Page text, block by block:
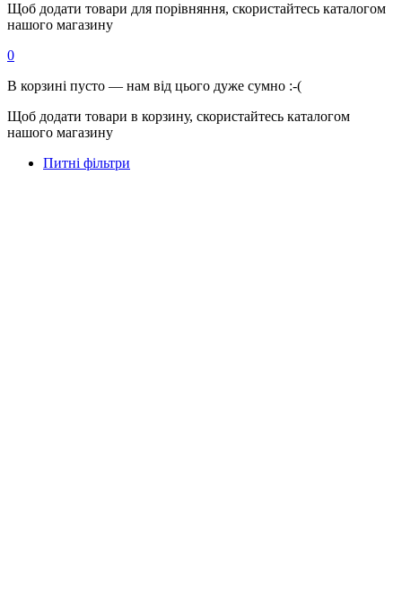
Щоб додати товари для порівняння, скористайтесь каталогом
нашого магазину
0
В корзині пусто — нам від цього дуже сумно :-(
Щоб додати товари в корзину, скористайтесь каталогом
нашого магазину
Питні фільтри